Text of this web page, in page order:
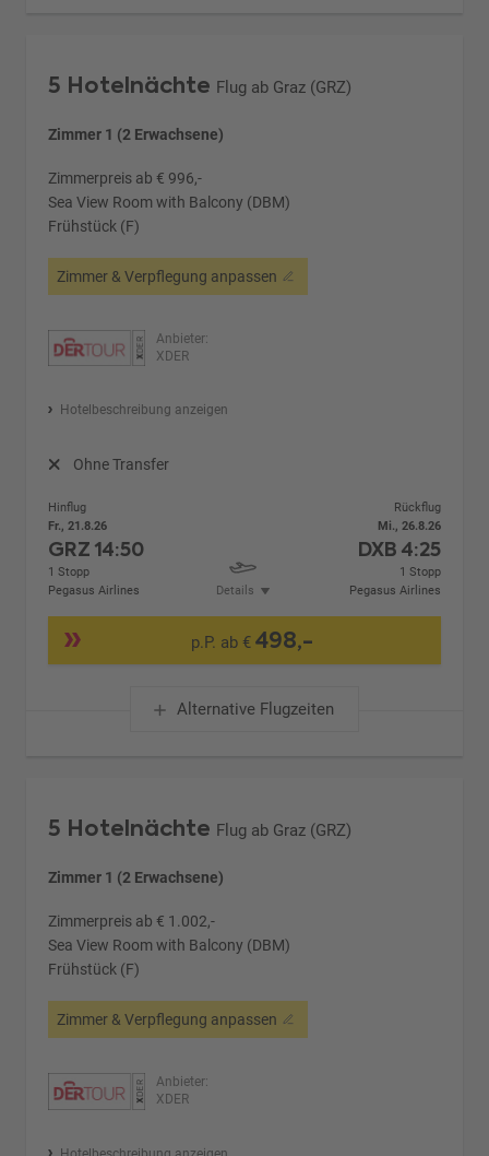
5 Hotelnächte Flug ab Graz (GRZ)
Zimmer 1 (2 Erwachsene)
Zimmerpreis ab € 996,-
Sea View Room with Balcony (DBM)
Frühstück (F)
Zimmer & Verpflegung anpassen
Anbieter:
XDER
Hotelbeschreibung anzeigen
Ohne Transfer
Hinflug
Fr., 21.8.26
GRZ14:50
1 Stopp
Pegasus Airlines
Details
Rückflug
Mi., 26.8.26
DXB 4:25
1 Stopp
Pegasus Airlines
p.P. ab €498,-
Alternative Flugzeiten
5 Hotelnächte Flug ab Graz (GRZ)
Zimmer 1 (2 Erwachsene)
Zimmerpreis ab € 1.002,-
Sea View Room with Balcony (DBM)
Frühstück (F)
Zimmer & Verpflegung anpassen
Anbieter:
XDER